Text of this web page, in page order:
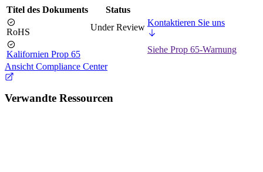
Titel des Dokuments Status
RoHS Under Review Kontaktieren Sie uns
Kalifornien Prop 65
Siehe Prop 65-Warnung
Ansicht Compliance Center
Verwandte Ressourcen